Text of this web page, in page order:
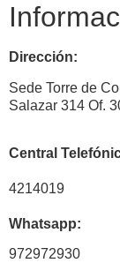
Dirección:
Sede Torre de
Salazar 314 Of.
Central
4214019
Whatsapp:
972972930